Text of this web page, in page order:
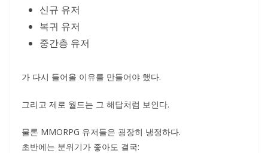
신규 유저
복귀 유저
중간층 유저
가 다시 들어올 이유를 만들어야 했다.
그리고 제로 월드는 그 해답처럼 보인다.
물론 MMORPG 유저들은 굉장히 냉정하다.
초반에는 분위기가 좋아도 결국: